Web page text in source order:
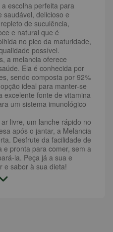
a escolha perfeita para
saudável, delicioso e
de suculência,
e natural que é
no pico da maturidade,
possível.
a melancia oferece
Ela é conhecida por
sendo composta por 92%
ideal para manter-se
excelente fonte de vitamina
um sistema imunológico
livre, um lanche rápido no
após o jantar, a Melancia
Desfrute da facilidade de
e pronta para comer, sem a
la. Peça já a sua e
e sabor à sua dieta!